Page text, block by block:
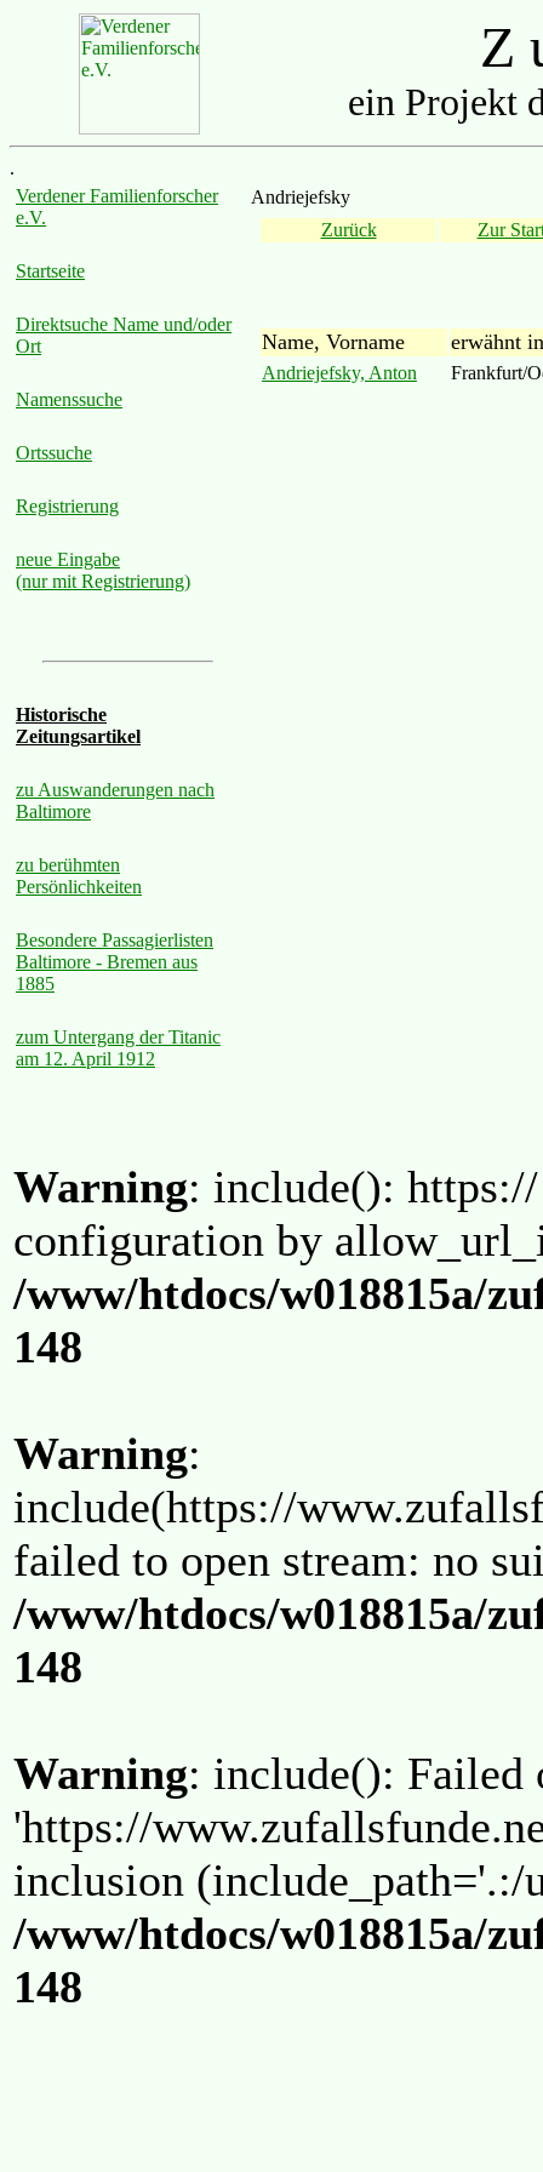
Z
ein Projekt
.
Verdener Familienforscher
e.V.
Startseite
Direktsuche Name und/oder
Ort
Namenssuche
Ortssuche
Registrierung
neue Eingabe
(nur mit Registrierung)
Historische
Zeitungsartikel
zu Auswanderungen nach
Baltimore
zu berühmten
Persönlichkeiten
Besondere Passagierlisten
Baltimore - Bremen aus
1885
zum Untergang der Titanic
am 12. April 1912
Andriejefsky
Zurück
Zur
Name, Vorname erwähnt in
Andriejefsky, Anton Frankfurt/
Warning: include():
configuration by
/www/htdocs/w018815a/
148
Warning:
include(https://
failed to open stream: no
/www/htdocs/w018815a/
148
Warning: include(): Failed
'https://
inclusion (include_path='.:/
/www/htdocs/w018815a/
148